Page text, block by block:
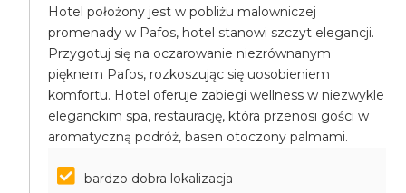
Hotel położony jest w pobliżu malowniczej
promenady w Pafos, hotel stanowi szczyt elegancji.
Przygotuj się na oczarowanie niezrównanym
pięknem Pafos, rozkoszując się uosobieniem
komfortu. Hotel oferuje zabiegi wellness w niezwykle
eleganckim spa, restaurację, która przenosi gości w
aromatyczną podróż, basen otoczony palmami.
bardzo dobra lokalizacja